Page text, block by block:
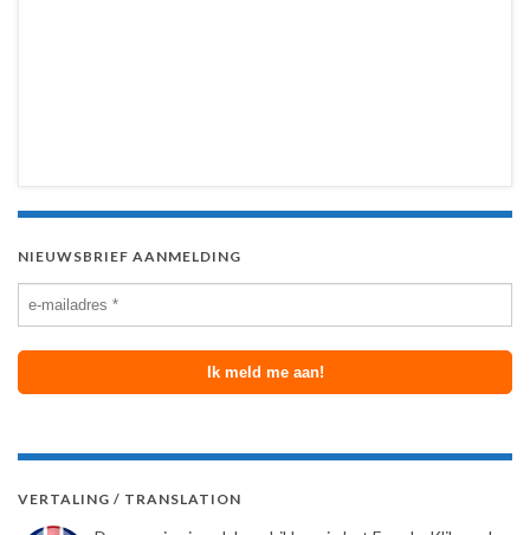
NIEUWSBRIEF AANMELDING
VERTALING / TRANSLATION